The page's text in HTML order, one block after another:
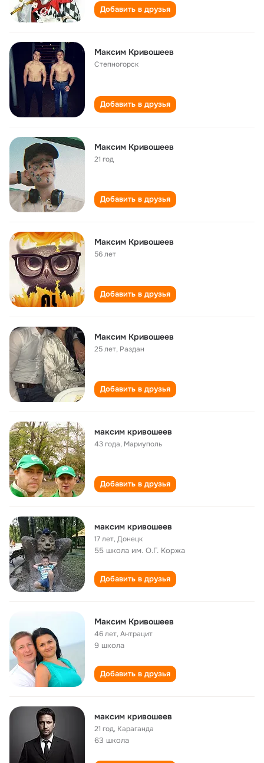
Добавить в друзья
Максим Кривошеев
Степногорск
Добавить в друзья
Максим Кривошеев
21 год
Добавить в друзья
Максим Кривошеев
56 лет
Добавить в друзья
Максим Кривошеев
25 лет, Раздан
Добавить в друзья
максим кривошеев
43 года, Мариуполь
Добавить в друзья
максим кривошeeв
17 лет,Донецк
55 школа им. О.Г. Коржа
Добавить в друзья
Максим Кривошеев
46 лет,Антрацит
9 школа
Добавить в друзья
максим кривошеев
21 год, Караганда
63 школа